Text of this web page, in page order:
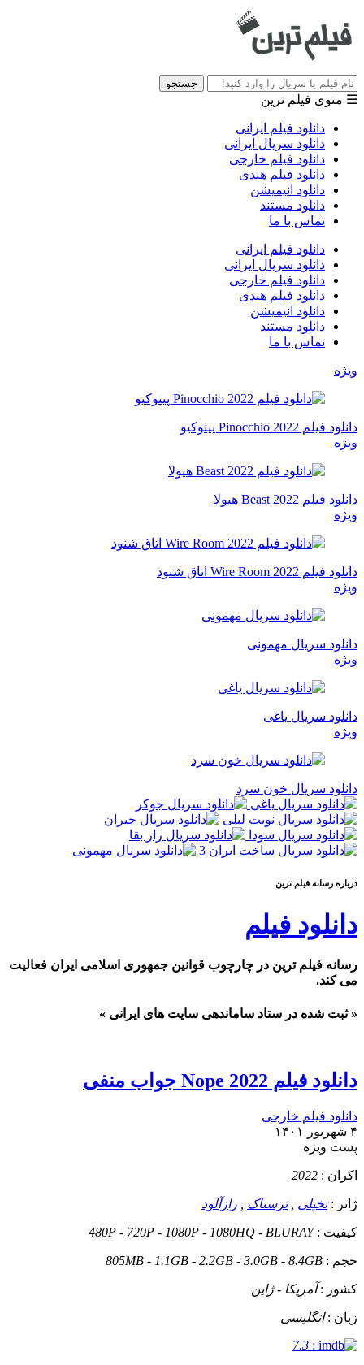
جستجو
☰ منوی فیلم ترین
دانلود فیلم ایرانی
دانلود سریال ایرانی
دانلود فیلم خارجی
دانلود فیلم هندی
دانلود انیمیشن
دانلود مستند
تماس با ما
دانلود فیلم ایرانی
دانلود سریال ایرانی
دانلود فیلم خارجی
دانلود فیلم هندی
دانلود انیمیشن
دانلود مستند
تماس با ما
ویژه
دانلود فیلم Pinocchio 2022 پینوکیو
ویژه
دانلود فیلم Beast 2022 هیولا
ویژه
دانلود فیلم Wire Room 2022 اتاق شنود
ویژه
دانلود سریال مهمونی
ویژه
دانلود سریال یاغی
ویژه
دانلود سریال خون سرد
درباره رسانه فيلم ترين
دانلود فیلم
رسانه فیلم ترین در چارچوب قوانین جمهوری اسلامی ایران فعالیت
می کند.
« ثبت شده در ستاد ساماندهی سایت های ایرانی »
دانلود فیلم Nope 2022 جواب منفی
دانلود فیلم خارجی
۴ شهریور ۱۴۰۱
پست ويژه
اکران : 2022
ژانر :تخیلی ,ترسناک رازآلود
کيفيت :480P - 720P - 1080P - 1080HQ - BLURAY
حجم : 805MB - 1.1GB - 2.2GB - 3.0GB - 8.4GB
کشور :آمریکا - ژاپن
زبان :انگلیسی
:
7.3